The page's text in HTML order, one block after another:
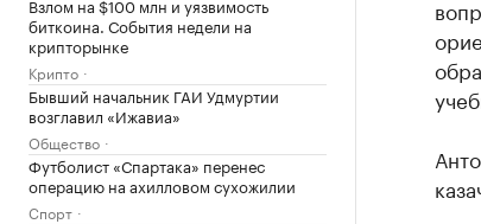
Взлом на $100 млн и уязвимость
биткоина. События недели на
крипторынке
Крипто
Бывший начальник ГАИ Удмуртии
возглавил «Ижавиа»
Общество
Футболист «Спартака» перенес
операцию на ахилловом сухожилии
Спорт